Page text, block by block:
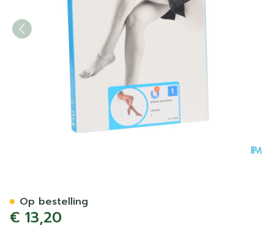
€ 13,20
Op bestelling